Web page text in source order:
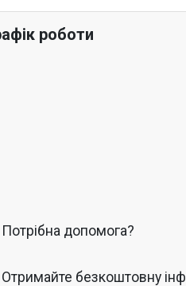
роботи
Потрібна допомога?
Отримайте безкоштовну